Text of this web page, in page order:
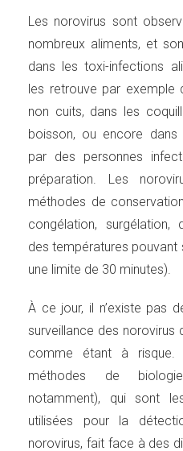
Les norovirus sont
nombreux aliments, et
dans les toxi-infections
les retrouve par exemple
non cuits, dans les
boisson, ou encore
par des personnes
préparation. Les
méthodes de
congélation, surgélation,
des températures pouvant
une limite de 30 minutes).
À ce jour, il n’existe pas
surveillance des norovirus
comme étant à risque.
méthodes de
notamment), qui sont
utilisées pour la
norovirus, fait face à des